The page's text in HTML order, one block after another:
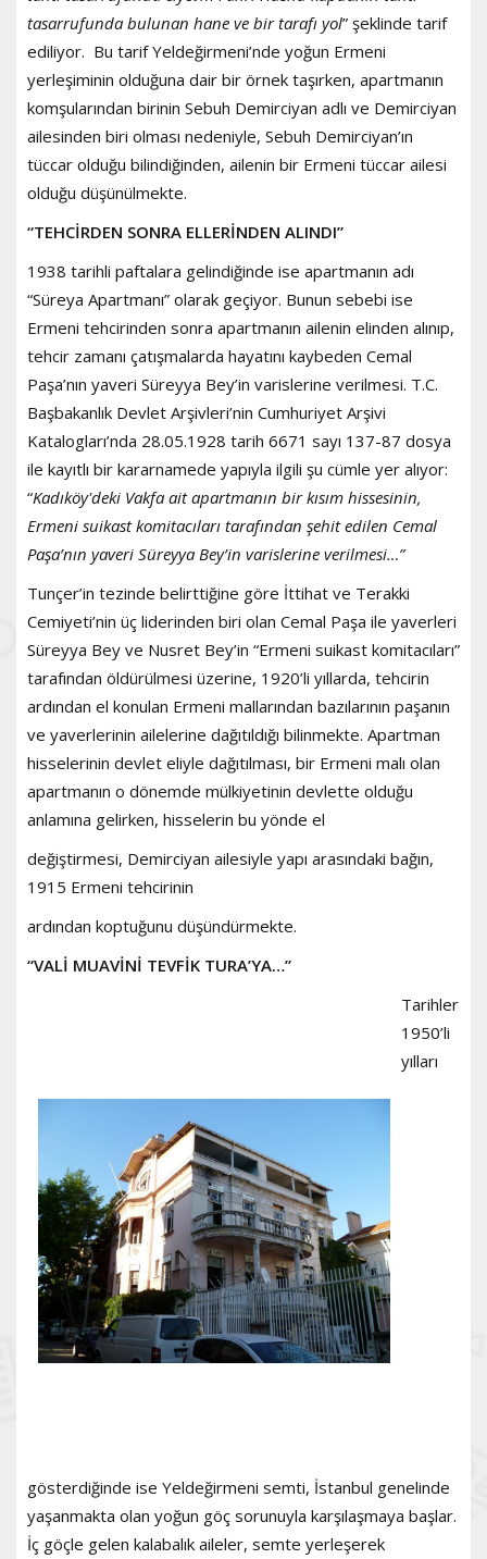
tasarrufunda bulunan hane ve bir tarafı yol” şeklinde tarif
ediliyor. Bu tarif Yeldeğirmeni’nde yoğun Ermeni
yerleşiminin olduğuna dair bir örnek taşırken, apartmanın
komşularından birinin Sebuh Demirciyan adlı ve Demirciyan
ailesinden biri olması nedeniyle, Sebuh Demirciyan’ın
tüccar olduğu bilindiğinden, ailenin bir Ermeni tüccar ailesi
olduğu düşünülmekte.
“TEHCİRDEN SONRA ELLERİNDEN ALINDI”
1938 tarihli paftalara gelindiğinde ise apartmanın adı
“Süreya Apartmanı” olarak geçiyor. Bunun sebebi ise
Ermeni tehcirinden sonra apartmanın ailenin elinden alınıp,
tehcir zamanı çatışmalarda hayatını kaybeden Cemal
Paşa’nın yaveri Süreyya Bey’in varislerine verilmesi. T.C.
Başbakanlık Devlet Arşivleri’nin Cumhuriyet Arşivi
Katalogları’nda 28.05.1928 tarih 6671 sayı 137-87 dosya
ile kayıtlı bir kararnamede yapıyla ilgili şu cümle yer alıyor:
“Kadıköy'deki Vakfa ait apartmanın bir kısım hissesinin,
Ermeni suikast komitacıları tarafından şehit edilen Cemal
Paşa’nın yaveri Süreyya Bey’in varislerine verilmesi…”
Tunçer’in tezinde belirttiğine göre İttihat ve Terakki
Cemiyeti’nin üç liderinden biri olan Cemal Paşa ile yaverleri
Süreyya Bey ve Nusret Bey’in “Ermeni suikast komitacıları”
tarafından öldürülmesi üzerine, 1920’li yıllarda, tehcirin
ardından el konulan Ermeni mallarından bazılarının paşanın
ve yaverlerinin ailelerine dağıtıldığı bilinmekte. Apartman
hisselerinin devlet eliyle dağıtılması, bir Ermeni malı olan
apartmanın o dönemde mülkiyetinin devlette olduğu
anlamına gelirken, hisselerin bu yönde el
değiştirmesi, Demirciyan ailesiyle yapı arasındaki bağın,
1915 Ermeni tehcirinin
ardından koptuğunu düşündürmekte.
“VALİ MUAVİNİ TEVFİK TURA’YA…”
Tarihler
1950’li
yılları
gösterdiğinde ise Yeldeğirmeni semti, İstanbul genelinde
yaşanmakta olan yoğun göç sorunuyla karşılaşmaya başlar.
İç göçle gelen kalabalık aileler, semte yerleşerek